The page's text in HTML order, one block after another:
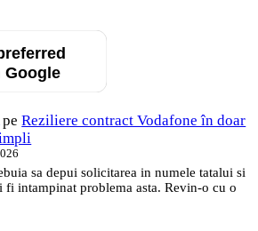
Google
peReziliere contract Vodafone în doar
sa depui solicitarea in numele tatalui si
fi intampinat problema asta. Revin-o cu o